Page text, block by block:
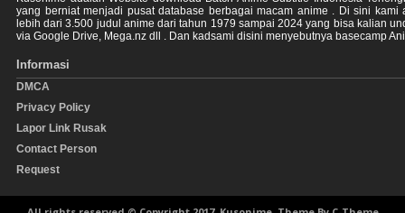
yang berniat menjadi pusat database berbagai macam anime . Di sini kami
lebih dari 3.500 judul anime dari tahun 1979 sampai 2024 yang bisa kalian
via Google Drive, Mega.nz dll . Dan kadsami disini menyebutnya basecamp
Informasi
DMCA
Privacy Policy
Lapor Link Rusak
Contact Person
Request